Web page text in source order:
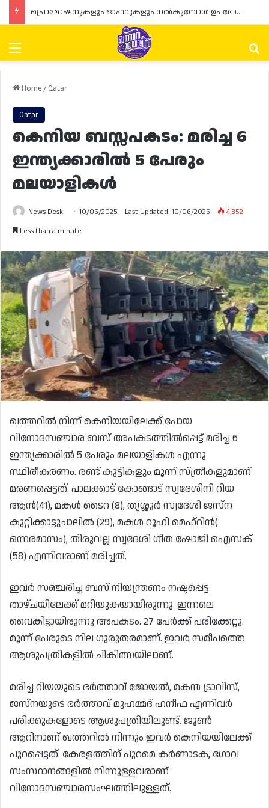
പ്രൊമോഷനുകളും ഓഫറുകളും നൽകുമ്പോൾ ഉപഭോക്താക്കളുടെ അവകാശങ്ങൾ ഉറപ്പാക്കണമെന്ന് ഖത്തർ വാണിജ്യ വ്യവസായ മന്ത്രാലയത്തിന്റെ (MoCI) നിർദ്ദേശം
Menu
Home/ Qatar
Qatar
കെനിയ ബസ്സപകടം: മരിച്ച 6
ഇന്ത്യക്കാരിൽ 5 പേരും
മലയാളികൾ
News Desk 10/06/2025 Last Updated: 10/06/2025
4,352
Less than a minute
ഖത്തറില്‍ നിന്ന് കെനിയയിലേക്ക് പോയ
വിനോദസഞ്ചാര ബസ് അപകടത്തില്‍പ്പെട്ട് മരിച്ച 6
ഇന്ത്യക്കാരിൽ 5 പേരും മലയാളികൾ എന്നു
സ്ഥിരീകരണം. രണ്ട് കുട്ടികളും മൂന്ന് സ്ത്രീകളുമാണ്
മരണപ്പെട്ടത്. പാലക്കാട് കോങ്ങാട് സ്വദേശിനി റിയ
ആന്‍(41), മകള്‍ ടൈറ (8), തൃശ്ശൂര്‍ സ്വദേശി ജസ്‌ന
കുറ്റിക്കാട്ടുചാലില്‍ (29), മകള്‍ റൂഹി മെഹ്‌റിന്‍(
ഒന്നരമാസം), തിരുവല്ല സ്വദേശി ഗീത ഷോജി ഐസക്
(58) എന്നിവരാണ് മരിച്ചത്.
ഇവര്‍ സഞ്ചരിച്ച ബസ് നിയന്ത്രണം നഷ്ടപ്പെട്ട
താഴ്ചയിലേക്ക് മറിയുകയായിരുന്നു. ഇന്നലെ
വൈകിട്ടായിരുന്നു അപകടം. 27 പേര്‍ക്ക് പരിക്കേറ്റു.
മൂന്ന് പേരുടെ നില ഗുരുതരമാണ്. ഇവര്‍ സമീപത്തെ
ആശുപത്രികളില്‍ ചികിത്സയിലാണ്.
മരിച്ച റിയയുടെ ഭര്‍ത്താവ് ജോയല്‍, മകന്‍ ട്രാവിസ്,
ജസ്‌നയുടെ ഭര്‍ത്താവ് മുഹമ്മദ് ഹനീഫ എന്നിവര്‍
പരിക്കുകളോടെ ആശുപത്രിയിലുണ്ട്. ജൂണ്‍
ആറിനാണ് ഖത്തറില്‍ നിന്നും ഇവര്‍ കെനിയയിലേക്ക്
പുറപ്പെട്ടത്. കേരളത്തിന് പുറമെ കര്‍ണാടക, ഗോവ
സംസ്ഥാനങ്ങളില്‍ നിന്നുള്ളവരാണ്
വിനോദസഞ്ചാരസംഘത്തിലുള്ളത്.